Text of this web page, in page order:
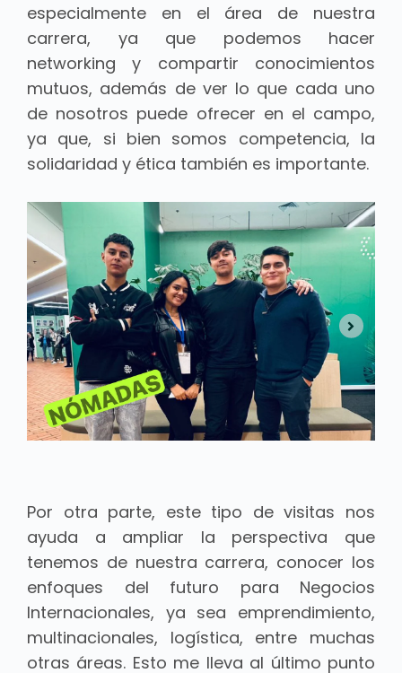
especialmente en el área de nuestra
carrera, ya que podemos hacer
networking y compartir conocimientos
mutuos, además de ver lo que cada uno
de nosotros puede ofrecer en el campo,
ya que, si bien somos competencia, la
solidaridad y ética también es importante.
Por otra parte, este tipo de visitas nos
ayuda a ampliar la perspectiva que
tenemos de nuestra carrera, conocer los
enfoques del futuro para Negocios
Internacionales, ya sea emprendimiento,
multinacionales, logística, entre muchas
otras áreas. Esto me lleva al último punto